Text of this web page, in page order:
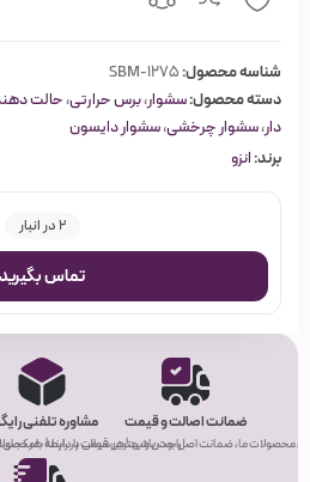
شناسه محصول:SBM-1275
دسته محصول:سشوار،برس حرارتی،حالت
دار،سشوار چرخشی،سشوار دایسون
برند:انزو
2 در انبار
تماس بگیرید
ضمانت اصالت و قیمت
محصولات ما، ضمانت اصل بودن و بهترین قیمت را دارند!
مشاوره تلفنی
راحت باشید! هر سوالی در رابطه باهر کجای